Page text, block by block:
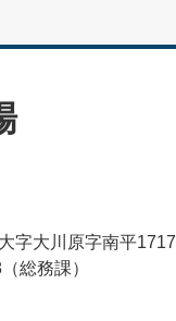
字大川原字南平1717
総務課）